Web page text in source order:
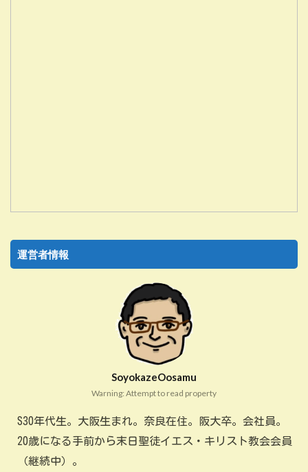
運営者情報
SoyokazeOosamu
Warning: Attempt to read property
S30年代生。大阪生まれ。奈良在住。阪大卒。会社員。
20歳になる手前から末日聖徒イエス・キリスト教会会員
（継続中）。